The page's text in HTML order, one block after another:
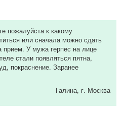
пожалуйста к какому
или сначала можно сдать
прием. У мужа герпес на лице
стали появляться пятна,
покраснение. Заранее
Галина, г. Москва